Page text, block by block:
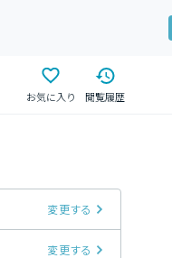
お気に入り 閲覧履歴
変更する
変更する